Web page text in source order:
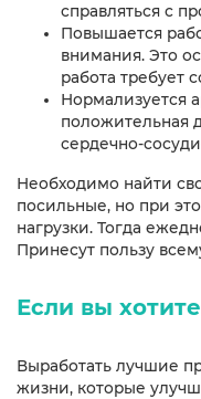
справляться с
Повышается
внимания. Это
работа требует
Нормализуется
положительная
сердечно-
Необходимо найти
посильные, но при
нагрузки. Тогда
Принесут пользу
Если вы
Выработать лучшие
жизни, которые